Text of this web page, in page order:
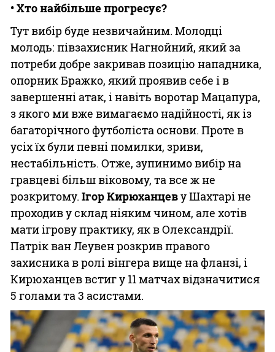
• Хто найбільше прогресує?
Тут вибір буде незвичайним. Молодці
молодь: півзахисник Нагнойний, який за
потреби добре закривав позицію нападника,
опорник Бражко, який проявив себе і в
завершенні атак, і навіть воротар Мацапура,
з якого ми вже вимагаємо надійності, як із
багаторічного футболіста основи. Проте в
усіх їх були певні помилки, зриви,
нестабільність. Отже, зупинимо вибір на
гравцеві більш віковому, та все ж не
розкритому. Ігор Кирюханцеву Шахтарі не
проходив у склад ніяким чином, але хотів
мати ігрову практику, як в Олександрії.
Патрік ван Леувен розкрив правого
захисника в ролі вінгера вище на фланзі, і
Кирюханцев встиг у 11 матчах відзначитися
5 голами та 3 асистами.